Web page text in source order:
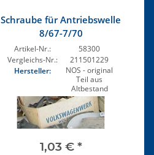
Schraube für Antriebswelle
8/67-7/70
Artikel-Nr.:
58300
Vergleichs-Nr.:
211501229
Hersteller:
NOS - original
Teil aus
Altbestand
1,03 € *